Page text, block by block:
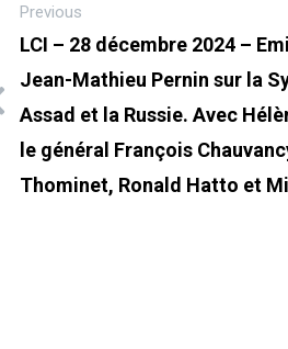
Previous
LCI – 28 décembre 2024 –
Jean-Mathieu Pernin sur la
Assad et la Russie. Avec
le général François
Thominet, Ronald Hatto et